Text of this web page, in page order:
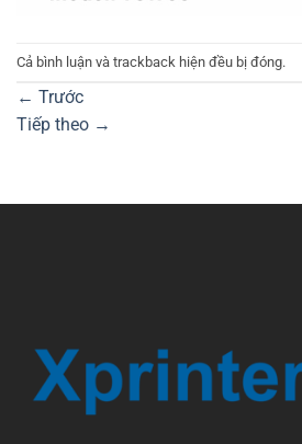
Cả bình luận và trackback hiện đều bị đóng.
← Trước
Tiếp theo →